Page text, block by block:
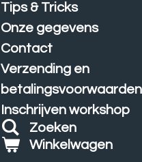
Tips & Tricks
Onze gegevens
Contact
Verzending en
betalingsvoorwaarden
Inschrijven workshop
Zoeken
Winkelwagen